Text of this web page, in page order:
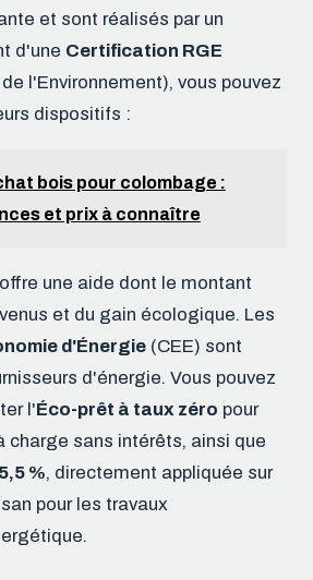
et sont réalisés par un
d'une Certification RGE
l'Environnement), vous pouvez
dispositifs :
bois pour colombage :
et prix à connaître
offre une aide dont le montant
et du gain écologique. Les
d'Énergie (CEE) sont
d'énergie. Vous pouvez
l'Éco-prêt à taux zéro pour
charge sans intérêts, ainsi que
%, directement appliquée sur
pour les travaux